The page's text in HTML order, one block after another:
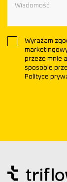
Wyrażam
przeze mnie
sposobie
Polityce